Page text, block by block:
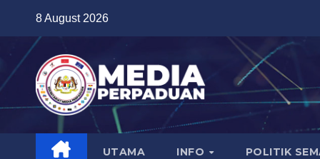
content
8 August 2026
UTAMA INFO POLITIK